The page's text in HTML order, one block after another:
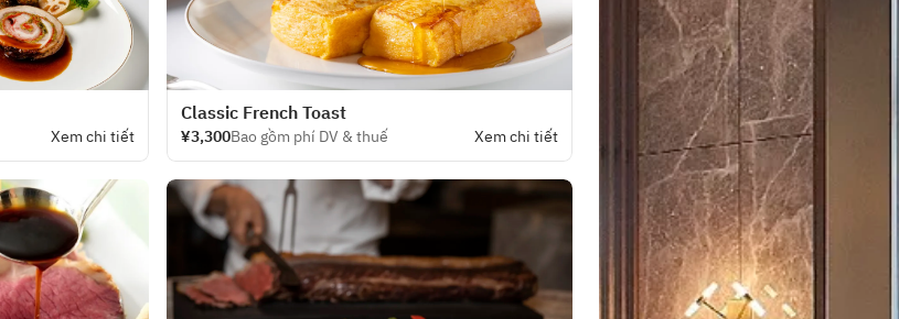
Xem chi tiết
Classic French Toast
¥3,300Bao gồm phí DV & thuế Xem chi tiết